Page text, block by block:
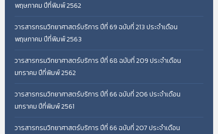
พฤษภาคม ปีที่พิมพ์ 2562
วารสารกรมวิทยาศาสตร์บริการ ปีที่ 69 ฉบับที่ 213 ประจำเดือน
พฤษภาคม ปีที่พิมพ์ 2563
วารสารกรมวิทยาศาสตร์บริการ ปีที่ 68 ฉบับที่ 209 ประจำเดือน
มกราคม ปีที่พิมพ์ 2562
วารสารกรมวิทยาศาสตร์บริการ ปีที่ 66 ฉบับที่ 206 ประจำเดือน
มกราคม ปีที่พิมพ์ 2561
วารสารกรมวิทยาศาสตร์บริการ ปีที่ 66 ฉบับที่ 207 ประจำเดือน